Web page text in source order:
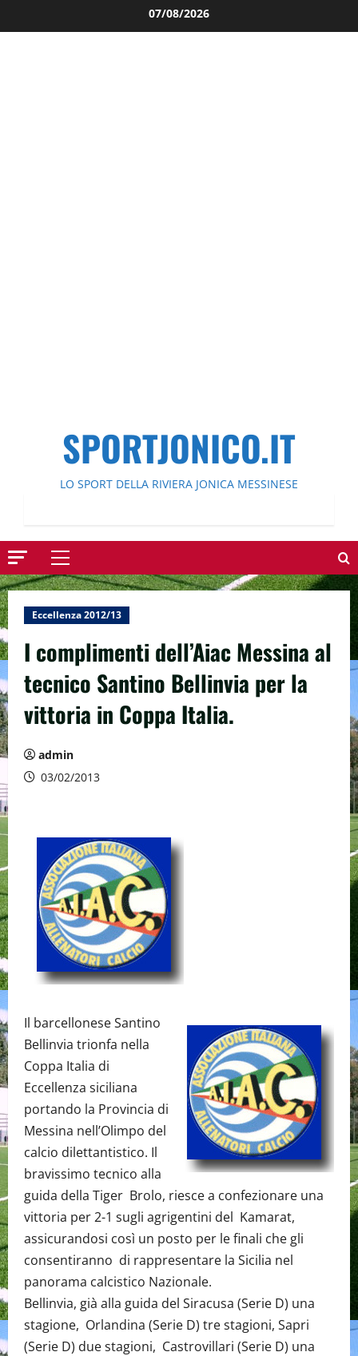
al
07/08/2026
SPORTJONICO.IT
LO SPORT DELLA RIVIERA JONICA MESSINESE
Menu
principale
Eccellenza 2012/13
I complimenti dell’Aiac Messina al
tecnico Santino Bellinvia per la
vittoria in Coppa Italia.
admin
03/02/2013
Il barcellonese Santino
Bellinvia trionfa nella
Coppa Italia di
Eccellenza siciliana
portando la Provincia di
Messina nell’Olimpo del
calcio dilettantistico. Il
bravissimo tecnico alla
guida della Tiger Brolo, riesce a confezionare una
vittoria per 2-1 sugli agrigentini del Kamarat,
assicurandosi così un posto per le finali che gli
consentiranno di rappresentare la Sicilia nel
panorama calcistico Nazionale.
Bellinvia, già alla guida del Siracusa (Serie D) una
stagione, Orlandina (Serie D) tre stagioni, Sapri
(Serie D) due stagioni, Castrovillari (Serie D) una